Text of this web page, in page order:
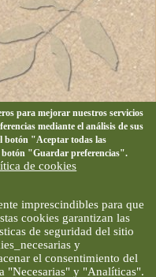
para mejorar nuestros servicios
mediante el análisis de sus
botón "Aceptar todas las
botón "Guardar preferencias".
de cookies
imprescindibles para que
cookies garantizan las
de seguridad del sitio
y
el consentimiento del
"Necesarias" y "Analíticas".